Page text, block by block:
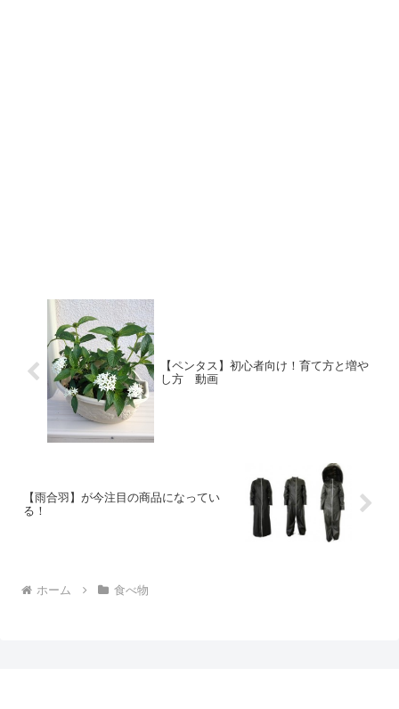
【ペンタス】初心者向け！育て方と増や
し方 動画
【雨合羽】が今注目の商品になってい
る！
ホーム 食べ物